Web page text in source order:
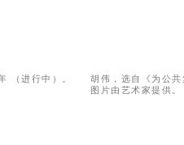
（进行中）。
胡伟，选自《为公
图片由艺术家提供。